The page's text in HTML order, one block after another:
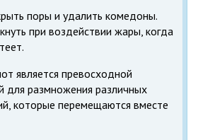
поры и удалить комедоны.
при воздействии жары, когда
является превосходной
для размножения различных
которые перемещаются вместе